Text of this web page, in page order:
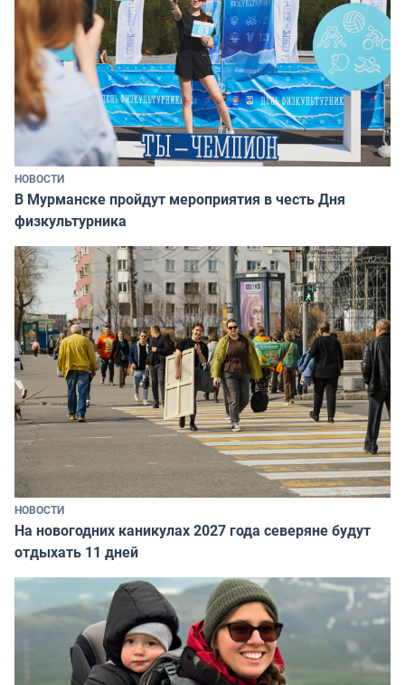
НОВОСТИ
В Мурманске пройдут мероприятия в честь Дня
физкультурника
НОВОСТИ
На новогодних каникулах 2027 года северяне будут
отдыхать 11 дней